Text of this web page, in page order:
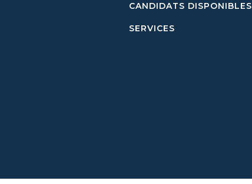
CANDIDATS DISPONIBLES
SERVICES